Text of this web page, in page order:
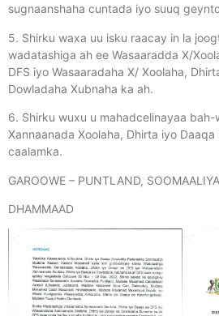
sugnaanshaha cuntada iyo suuq
5. Shirku waxa uu isku raacay in la
wadatashiga ah ee Wasaaradda X/
DFS iyo Wasaaradaha X/ Xoolaha,
Dowladaha Xubnaha ka ah.
6. Shirku wuxu u mahadcelinayaa
Xannaanada Xoolaha, Dhirta iyo
caalamka.
GAROOWE – PUNTLAND,
DHAMMAAD